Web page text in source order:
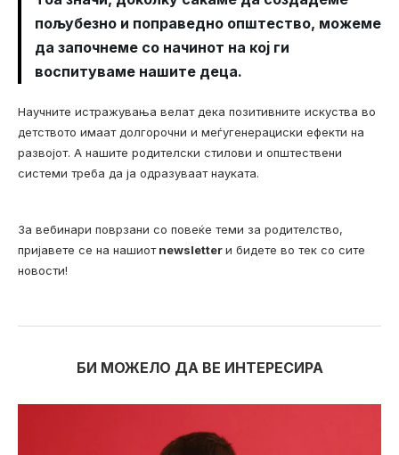
пољубезно и поправедно општество, можеме
да започнеме со начинот на кој ги
воспитуваме нашите деца.
Научните истражувања велат дека позитивните искуства во
детството имаат долгорочни и меѓугенерациски ефекти на
развојот. А нашите родителски стилови и општествени
системи треба да ја одразуваат науката.
За вебинари поврзани со повеќе теми за родителство,
пријавете се на нашиотnewsletterи бидете во тек со сите
новости!
БИ МОЖЕЛО ДА ВЕ ИНТЕРЕСИРА